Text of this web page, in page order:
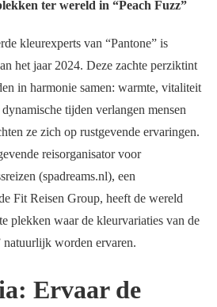
ter wereld in “Peach Fuzz”
kleurexperts van “Pantone” is
het jaar 2024. Deze zachte perziktint
in harmonie samen: warmte, vitaliteit
tijden verlangen mensen
ze zich op rustgevende ervaringen.
reisorganisator voor
(spadreams.nl), een
Fit Reisen Group, heeft de wereld
plekken waar de kleurvariaties van de
natuurlijk worden ervaren.
Ervaar de